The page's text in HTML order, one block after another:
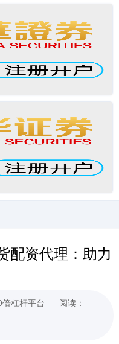
配资代理：助力
杠杆平台
阅读：